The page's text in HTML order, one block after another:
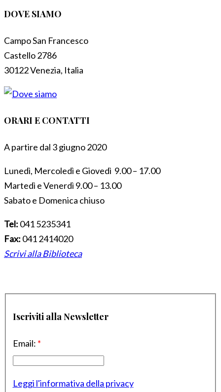
DOVE SIAMO
Campo San Francesco
Castello 2786
30122 Venezia, Italia
ORARI E CONTATTI
A partire dal 3 giugno 2020
Lunedì, Mercoledì e Giovedì 9.00 – 17.00
Martedì e Venerdì 9.00 – 13.00
Sabato e Domenica chiuso
Tel: 041 5235341
Fax: 041 2414020
Scrivi alla Biblioteca
Iscriviti alla Newsletter
Email: *
Leggi l'informativa della privacy